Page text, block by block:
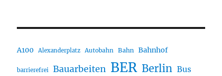
A100 Alexanderplatz Autobahn Bahn Bahnhof
barrierefrei Bauarbeiten BER Berlin Bus